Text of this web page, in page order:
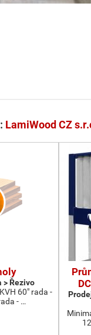
LamiWood CZ
> Řezivo
60" rada -
- …